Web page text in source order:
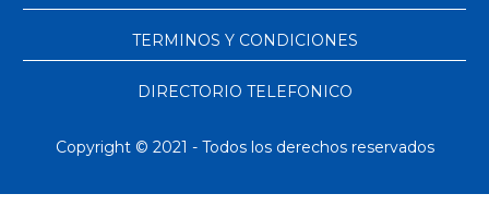
TERMINOS Y CONDICIONES
DIRECTORIO TELEFONICO
Copyright © 2021 - Todos los derechos reservados